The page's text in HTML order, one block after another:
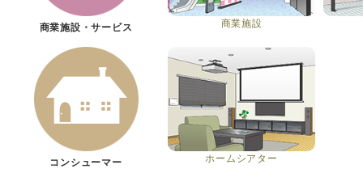
商業施設・サービス 商業施設
コンシューマー ホームシアター